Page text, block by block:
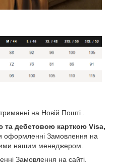
на Новій Пошті .
та дебетовою карткою Visa,
оформленні Замовлення на
нашим менеджером.
Замовлення на сайті.